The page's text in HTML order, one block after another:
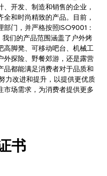
、开发、制造和销售的企业，
和时尚精致的产品。目前，
门，并严格按照ISO9001：
们的产品范围涵盖了户外烤
高脚凳、可移动吧台、机械工
外探险、野餐郊游，还是露营
品都能满足消费者对于品质和
力改进和提升，以提供更优质
市场需求，为消费者提供更多
书